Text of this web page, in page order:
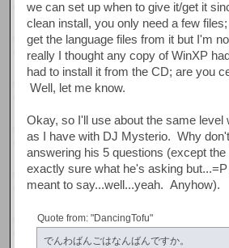
we can set up when to give it/get it
clean install, you only need a few
get the language files from it but I'm
really I thought any copy of WinXP
had to install it from the CD; are you
Well, let me know.
Okay, so I'll use about the same level
as I have with DJ Mysterio. Why
answering his 5 questions (except
exactly sure what he's asking
meant to say...well...yeah. Anyhow).
Quote from: "DancingTofu"
でんわばんごはなんばんですか。